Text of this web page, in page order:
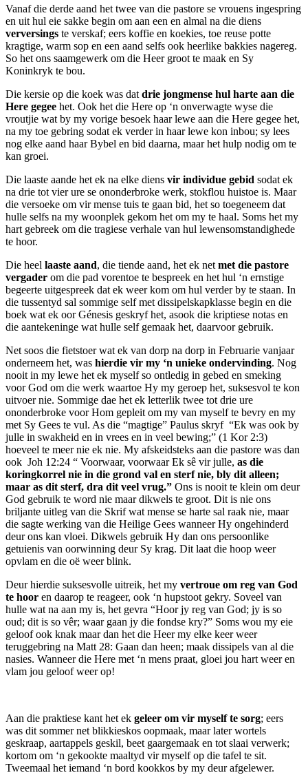
Vanaf die derde aand het twee van die pastore se vrouens ingespring
en uit hul eie sakke begin om aan een en almal na die diens
verversings te verskaf; eers koffie en koekies, toe reuse potte
kragtige, warm sop en een aand selfs ook heerlike bakkies nagereg.
So het ons saamgewerk om die Heer groot te maak en Sy
Koninkryk te bou.
Die kersie op die koek was dat drie jongmense hul harte aan die
Here gegee het. Ook het die Here op ‘n onverwagte wyse die
vroutjie wat by my vorige besoek haar lewe aan die Here gegee het,
na my toe gebring sodat ek verder in haar lewe kon inbou; sy lees
nog elke aand haar Bybel en bid daarna, maar het hulp nodig om te
kan groei.
Die laaste aande het ek na elke diens vir individue gebid sodat ek
na drie tot vier ure se ononderbroke werk, stokflou huistoe is. Maar
die versoeke om vir mense tuis te gaan bid, het so toegeneem dat
hulle selfs na my woonplek gekom het om my te haal. Soms het my
hart gebreek om die tragiese verhale van hul lewensomstandighede
te hoor.
Die heel laaste aand, die tiende aand, het ek net met die pastore
vergader om die pad vorentoe te bespreek en het hul ‘n ernstige
begeerte uitgespreek dat ek weer kom om hul verder by te staan. In
die tussentyd sal sommige self met dissipelskapklasse begin en die
boek wat ek oor Génesis geskryf het, asook die kriptiese notas en
die aantekeninge wat hulle self gemaak het, daarvoor gebruik.
Net soos die fietstoer wat ek van dorp na dorp in Februarie vanjaar
onderneem het, was hierdie vir my ‘n unieke ondervinding. Nog
nooit in my lewe het ek myself so ontledig in gebed en smeking
voor God om die werk waartoe Hy my geroep het, suksesvol te kon
uitvoer nie. Sommige dae het ek letterlik twee tot drie ure
ononderbroke voor Hom gepleit om my van myself te bevry en my
met Sy Gees te vul. As die “magtige” Paulus skryf “Ek was ook by
julle in swakheid en in vrees en in veel bewing;” (1 Kor 2:3)
hoeveel te meer nie ek nie. My afskeidsteks aan die pastore was dan
ook Joh 12:24 “ Voorwaar, voorwaar Ek sê vir julle, as die
koringkorrel nie in die grond val en sterf nie, bly dit alleen;
maar as dit sterf, dra dit veel vrug.” Ons is nooit te klein om deur
God gebruik te word nie maar dikwels te groot. Dit is nie ons
briljante uitleg van die Skrif wat mense se harte sal raak nie, maar
die sagte werking van die Heilige Gees wanneer Hy ongehinderd
deur ons kan vloei. Dikwels gebruik Hy dan ons persoonlike
getuienis van oorwinning deur Sy krag. Dit laat die hoop weer
opvlam en die oë weer blink.
Deur hierdie suksesvolle uitreik, het my vertroue om reg van God
te hoor en daarop te reageer, ook ‘n hupstoot gekry. Soveel van
hulle wat na aan my is, het gevra “Hoor jy reg van God; jy is so
oud; dit is so vêr; waar gaan jy die fondse kry?” Soms wou my eie
geloof ook knak maar dan het die Heer my elke keer weer
teruggebring na Matt 28: Gaan dan heen; maak dissipels van al die
nasies. Wanneer die Here met ‘n mens praat, gloei jou hart weer en
vlam jou geloof weer op!
Aan die praktiese kant het ek geleer om vir myself te sorg; eers
was dit sommer net blikkieskos oopmaak, maar later wortels
geskraap, aartappels geskil, beet gaargemaak en tot slaai verwerk;
kortom om ‘n gekookte maaltyd vir myself op die tafel te sit.
Tweemaal het iemand ‘n bord kookkos by my deur afgelewer.